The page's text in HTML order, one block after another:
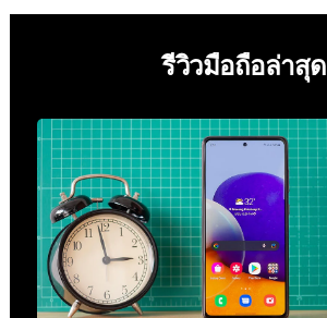
รีวิวมือถือล่าสุด